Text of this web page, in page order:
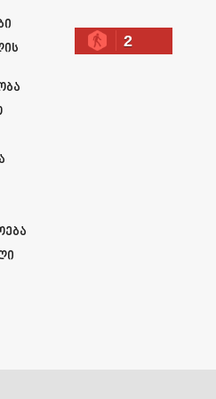
2